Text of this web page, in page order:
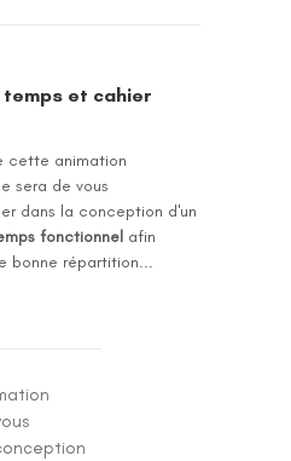
temps et cahier
cette animation
sera de vous
dans la conception d'un
fonctionnelafin
bonne répartition...